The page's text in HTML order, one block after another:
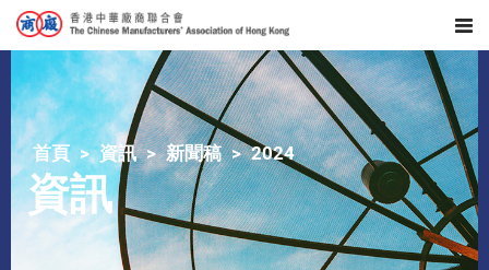
首頁 資訊 新聞稿 2024
資訊